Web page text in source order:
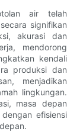
air telah
signifikan
akurasi dan
mendorong
kendali
produksi dan
menjadikan
lingkungan.
masa depan
efisiensi